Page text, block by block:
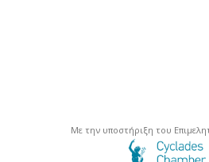
Με την υποστήριξη του